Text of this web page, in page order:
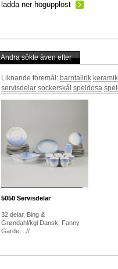
ladda ner högupplöst
Andra sökte även efter
Liknande föremål: barntallrik keramik
servisdelar sockerskål speldosa
5050 Servisdelar
32 delar, Bing &
Grøndahl/kgl Dansk, Fanny
Garde, ..//